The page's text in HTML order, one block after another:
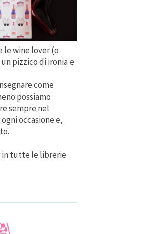
le wine lover (o
pizzico di ironia e
come
possiamo
sempre nel
occasione e,
in tutte le librerie